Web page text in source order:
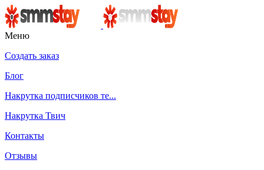
Меню
Создать заказ
Блог
Накрутка подписчиков те...
Накрутка Твич
Контакты
Отзывы